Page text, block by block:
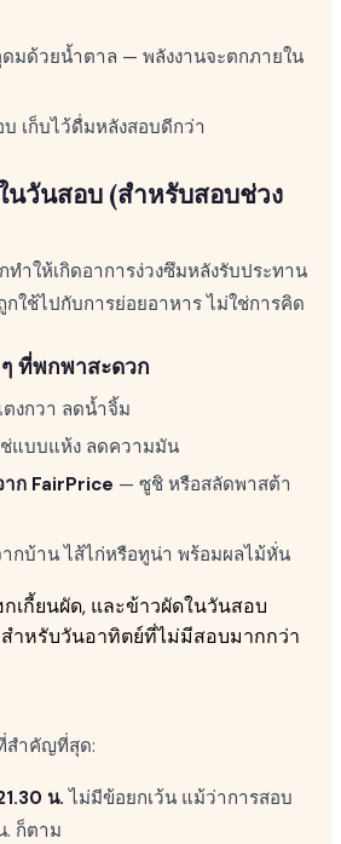
มด้วยน้ำตาล — พลังงานจะตกภายใน
เก็บไว้ดื่มหลังสอบดีกว่า
นวันสอบ (สำหรับสอบช่วง
ำให้เกิดอาการง่วงซึมหลังรับประทาน
ใช้ไปกับการย่อยอาหาร ไม่ใช่การคิด
ที่พกพาสะดวก
ตงกวา ลดน้ำจิ้ม
แบบแห้ง ลดความมัน
าก FairPrice — ซูชิ หรือสลัดพาสต้า
กบ้าน ไส้ไก่หรือทูน่า พร้อมผลไม้หั่น
เกี้ยนผัด, และข้าวผัดในวันสอบ
สำหรับวันอาทิตย์ที่ไม่มีสอบมากกว่า
สำคัญที่สุด:
น. ไม่มีข้อยกเว้น แม้ว่าการสอบ
. ก็ตาม